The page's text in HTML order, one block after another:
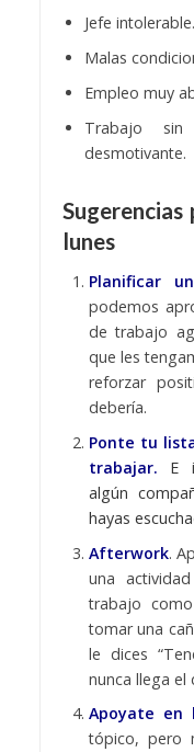
Jefe intolerable.
Malas
Empleo muy
Trabajo
desmotivante.
lunes
Planificar
podemos
de trabajo
que les
reforzar
debería.
Ponte tu
trabajar. E
algún
hayas
Afterwork.
una
trabajo
tomar una
le dices
nunca llega el
Apoyate en
tópico, pero